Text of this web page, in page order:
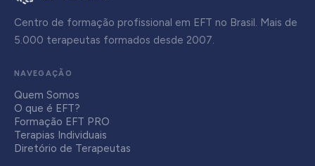
Centro de formação profissional em EFT no Brasil. Mais de
5.000 terapeutas formados desde 2007.
NAVEGAÇÃO
Quem Somos
O que é EFT?
Formação EFT PRO
Terapias Individuais
Diretório de Terapeutas